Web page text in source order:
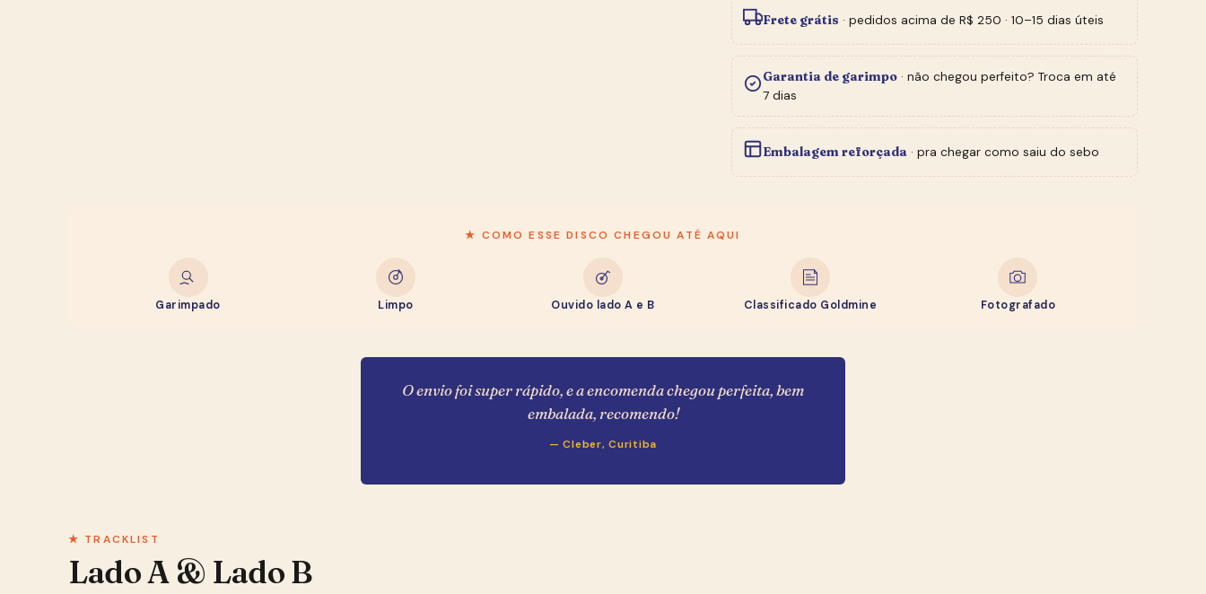
Frete grátis · pedidos acima de R$ 250 · 10–15 dias úteis
Garantia de garimpo · não chegou perfeito? Troca em até
7 dias
Embalagem reforçada · pra chegar como saiu do sebo
★ COMO ESSE DISCO CHEGOU ATÉ AQUI
Garimpado Limpo Ouvido lado A e B Classificado Goldmine Fotografado
O envio foi super rápido, e a encomenda chegou perfeita, bem
embalada, recomendo!
— Cleber, Curitiba
★ TRACKLIST
Lado A & Lado B
R$ 20,00 de desconto pra usar na sua primeira compra
WhatsApp
Quero meu cupom de R$ 20,00